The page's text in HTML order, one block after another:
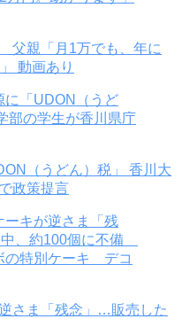
父親「月1万でも、年に
動画あり
（うどん）税」 香川大
政策提言
さま「残念」…販売した